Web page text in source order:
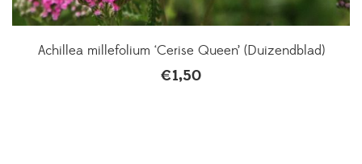
Achillea millefolium ‘Cerise Queen’ (Duizendblad)
€1,50